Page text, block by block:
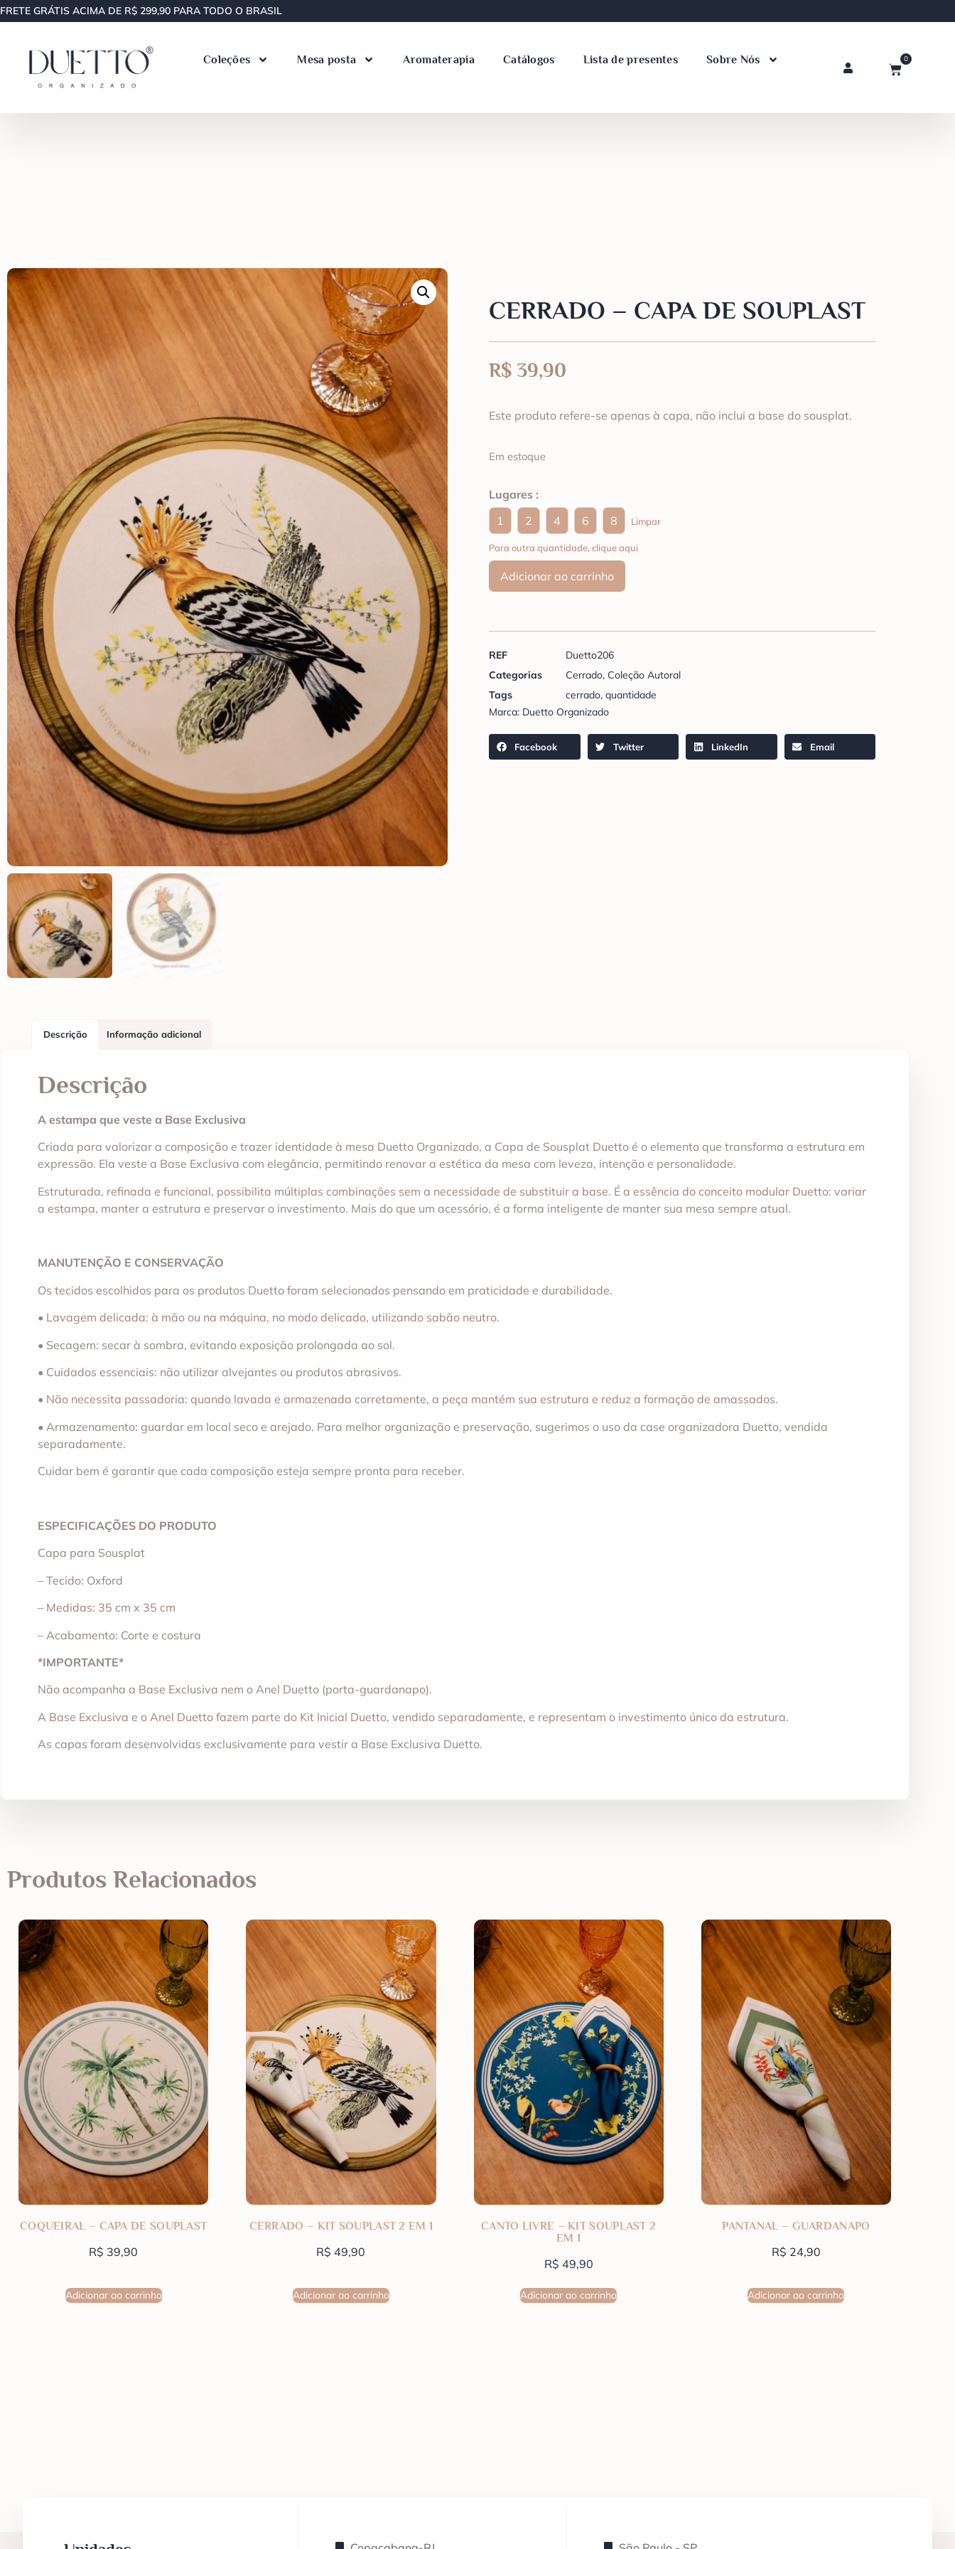
FRETE GRÁTIS ACIMA DE R$ 299,90 PARA TODO O BRASIL
Coleções Mesa posta Aromaterapia Catálogos Lista de presentes Sobre Nós 0
CERRADO – CAPA DE SOUPLAST
R$ 39,90
Este produto refere-se apenas à capa, não inclui a base do sousplat.
Em estoque
Lugares :
1
2 4 6 8 Limpar
Para outra quantidade, clique aqui
Adicionar ao carrinho
REF
Duetto206
Categorias
Cerrado, Coleção Autoral
Tags
cerrado, quantidade
Marca: Duetto Organizado
Facebook Twitter LinkedIn Email
Descrição Informação adicional
Descrição
A estampa que veste a Base Exclusiva
Criada para valorizar a composição e trazer identidade à mesa Duetto Organizado, a Capa de Sousplat Duetto é o elemento que transforma a estrutura em
expressão. Ela veste a Base Exclusiva com elegância, permitindo renovar a estética da mesa com leveza, intenção e personalidade.
Estruturada, refinada e funcional, possibilita múltiplas combinações sem a necessidade de substituir a base. É a essência do conceito modular Duetto: variar
a estampa, manter a estrutura e preservar o investimento. Mais do que um acessório, é a forma inteligente de manter sua mesa sempre atual.
MANUTENÇÃO E CONSERVAÇÃO
Os tecidos escolhidos para os produtos Duetto foram selecionados pensando em praticidade e durabilidade.
• Lavagem delicada: à mão ou na máquina, no modo delicado, utilizando sabão neutro.
• Secagem: secar à sombra, evitando exposição prolongada ao sol.
• Cuidados essenciais: não utilizar alvejantes ou produtos abrasivos.
• Não necessita passadoria: quando lavada e armazenada corretamente, a peça mantém sua estrutura e reduz a formação de amassados.
• Armazenamento: guardar em local seco e arejado. Para melhor organização e preservação, sugerimos o uso da case organizadora Duetto, vendida
separadamente.
Cuidar bem é garantir que cada composição esteja sempre pronta para receber.
ESPECIFICAÇÕES DO PRODUTO
Capa para Sousplat
– Tecido: Oxford
– Medidas: 35 cm x 35 cm
– Acabamento: Corte e costura
*IMPORTANTE*
Não acompanha a Base Exclusiva nem o Anel Duetto (porta-guardanapo).
A Base Exclusiva e o Anel Duetto fazem parte do Kit Inicial Duetto, vendido separadamente, e representam o investimento único da estrutura.
As capas foram desenvolvidas exclusivamente para vestir a Base Exclusiva Duetto.
Produtos Relacionados
COQUEIRAL – CAPA DE SOUPLAST
R$ 39,90
Adicionar ao carrinho
CERRADO – KIT SOUPLAST 2 EM 1
R$ 49,90
Adicionar ao carrinho
CANTO LIVRE – KIT SOUPLAST 2
EM 1
R$ 49,90
Adicionar ao carrinho
PANTANAL – GUARDANAPO
R$ 24,90
Adicionar ao carrinho